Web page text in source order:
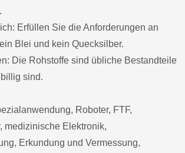
Erfüllen Sie die Anforderungen an
Blei und kein Quecksilber.
Die Rohstoffe sind übliche Bestandteile
sind.
Roboter, FTF,
medizinische Elektronik,
Erkundung und Vermessung,